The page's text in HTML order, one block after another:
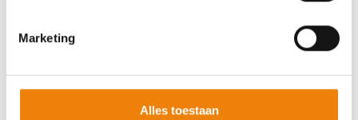
Marketing
Alles toestaan
In tijden van crisis, zoals nu, is het belangrijk om je
onderhoudsorganisatie draaiende te houden. Alleen
Tref daarom maatregelen om stilstanden te
voorkomen, risico’s te beperken en toch